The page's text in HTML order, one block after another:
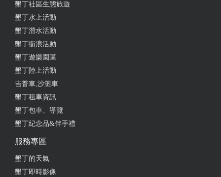
墾丁社區生態旅遊
墾丁水上活動
墾丁潛水活動
墾丁衝浪活動
墾丁遊樂園區
墾丁陸上活動
吉普車,沙灘車
墾丁租車資訊
墾丁包車、導覽
墾丁紀念品&伴手禮
服務專區
墾丁的天氣
墾丁即時影像